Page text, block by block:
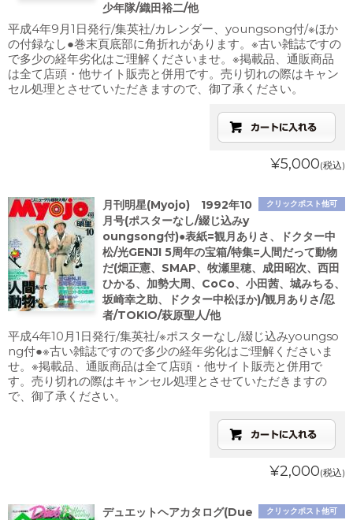
少年隊/織田裕二/他
平成4年9月1日発行/集英社/カレンダー、youngsong付/※ほか
の付録なし●巻末頁底部に角折れがあります。※古い雑誌ですの
で多少の経年劣化はご理解くださいませ。※掲載品、通販商品
は全て店頭・他サイト販売と併用です。売り切れの際はキャン
セル処理とさせていただきますので、御了承ください。
¥5,000(税込)
クリックポスト他可
月刊明星(Myojo) 1992年10
月号(ポスターなし/綴じ込みy
oungsong付)●表紙=観月ありさ、ドクター中
松/光GENJI 5周年の宝箱/特集=人間だって動物
だ(畑正憲、SMAP、牧瀬里穂、成田昭次、西田
ひかる、加勢大周、CoCo、小田茜、城みちる、
坂崎幸之助、ドクター中松ほか)/観月ありさ/忍
者/TOKIO/萩原聖人/他
平成4年10月1日発行/集英社/※ポスターなし/綴じ込みyoungso
ng付●※古い雑誌ですので多少の経年劣化はご理解くださいま
せ。※掲載品、通販商品は全て店頭・他サイト販売と併用で
す。売り切れの際はキャンセル処理とさせていただきますの
で、御了承ください。
¥2,000(税込)
クリックポスト他可
デュエットヘアカタログ(Due